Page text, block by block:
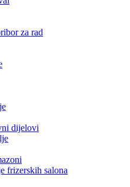
za rad
dijelovi
frizerskih salona